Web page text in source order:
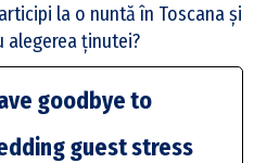
la o nuntă în Toscana și
alegerea ținutei?
goodbye to
guest stress